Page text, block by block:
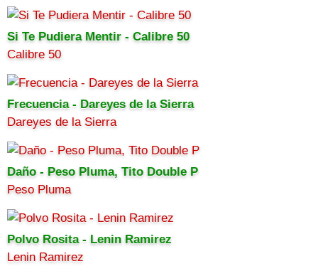
Si Te Pudiera Mentir - Calibre 50
Calibre 50
Frecuencia - Dareyes de la Sierra
Dareyes de la Sierra
Daño - Peso Pluma, Tito Double P
Peso Pluma
Polvo Rosita - Lenin Ramirez
Lenin Ramirez